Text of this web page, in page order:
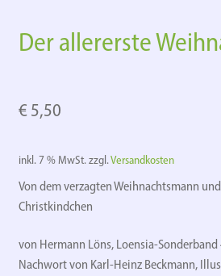
Der allererste
€5,50
inkl. 7 % MwSt. zzgl.Versandkosten
Von dem verzagten Weihnachtsmann
Christkindchen
von Hermann Löns, Loensia-
Nachwort von Karl-Heinz Beckmann,